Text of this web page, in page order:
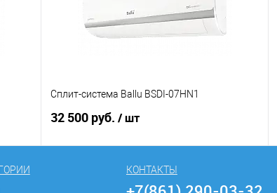
Сплит-система Ballu BSDI-07HN1
32 500 руб. / шт
КОНТАКТЫ